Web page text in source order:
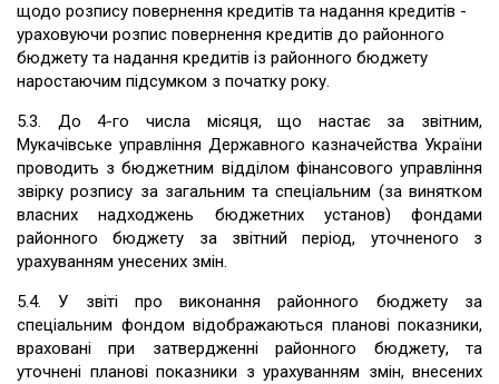
щодо розпису повернення кредитів та надання кредитів -
ураховуючи розпис повернення кредитів до районного
бюджету та надання кредитів із районного бюджету
наростаючим підсумком з початку року.
5.3. До 4-го числа місяця, що настає за звітним,
Мукачівське управління Державного казначейства України
проводить з бюджетним відділом фінансового управління
звірку розпису за загальним та спеціальним (за винятком
власних надходжень бюджетних установ) фондами
районного бюджету за звітний період, уточненого з
урахуванням унесених змін.
5.4. У звіті про виконання районного бюджету за
спеціальним фондом відображаються планові показники,
враховані при затвердженні районного бюджету, та
уточнені планові показники з урахуванням змін, внесених